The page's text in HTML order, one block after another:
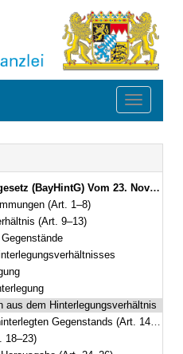
Toggle
2010 (GVBl. S. 738) BayRS 300-15-1-J (Art. 1–30)
(Art. 1–8)
(Art. 9–13)
dem Hinterlegungsverhältnis
Gegenstands (Art. 14–17)
18–23)